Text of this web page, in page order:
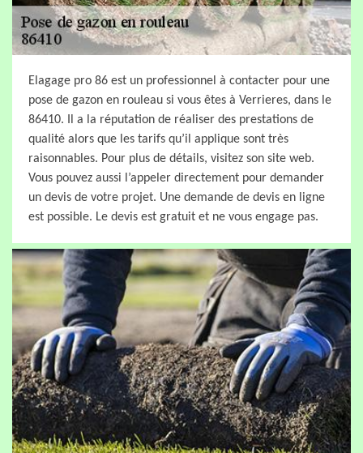
Elagage pro 86 est un professionnel à contacter pour une
pose de gazon en rouleau si vous êtes à Verrieres, dans le
86410. Il a la réputation de réaliser des prestations de
qualité alors que les tarifs qu’il applique sont très
raisonnables. Pour plus de détails, visitez son site web.
Vous pouvez aussi l’appeler directement pour demander
un devis de votre projet. Une demande de devis en ligne
est possible. Le devis est gratuit et ne vous engage pas.